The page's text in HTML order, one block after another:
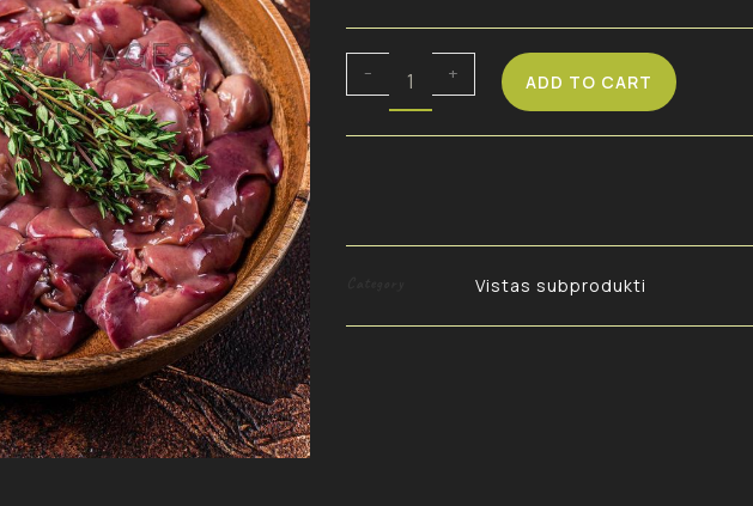
- + ADD TO CART
Vistas subprodukti